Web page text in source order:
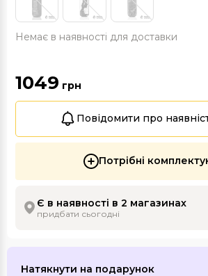
Немає в наявності для доставки
1049 грн
Повідомити про
Потрібні
Є в наявності в 2 магазинах
придбати сьогодні
Натякнути на подарунок